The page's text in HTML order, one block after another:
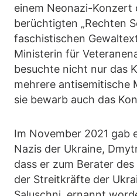
einem Neonazi-Konzert
berüchtigten „Rechten
faschistischen
Ministerin für
besuchte nicht nur das
mehrere antisemitische
sie bewarb auch das
Im November 2021 gab
Nazis der Ukraine,
dass er zum Berater
der Streitkräfte der